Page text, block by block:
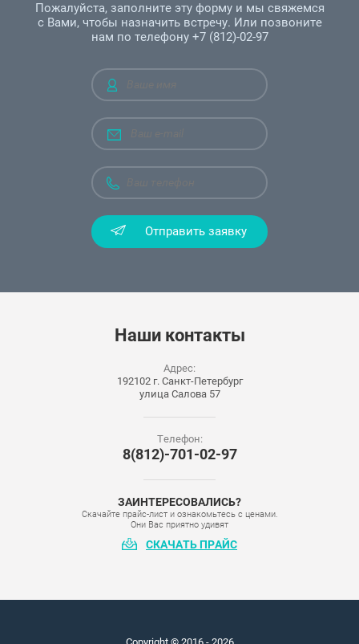
Пожалуйста, заполните эту форму и мы свяжемся
с Вами, чтобы назначить встречу. Или позвоните
нам по телефону +7 (812)-02-97
Отправить заявку
Наши контакты
Адрес:
192102 г. Санкт-Петербург
улица Салова 57
Телефон:
8(812)-701-02-97
ЗАИНТЕРЕСОВАЛИСЬ?
Скачайте прайс-лист и ознакомьтесь с ценами.
Они Вас приятно удивят
СКАЧАТЬ ПРАЙС